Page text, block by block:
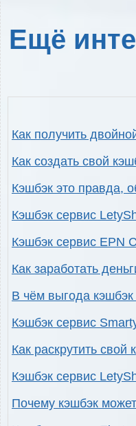
Ещё
Как получить
Как создать свой
Кэшбэк это правда,
Кэшбэк сервис
Кэшбэк сервис EPN
Как заработать
В чём выгода кэшбэк
Кэшбэк сервис
Как раскрутить свой
Кэшбэк сервис
Почему кэшбэк